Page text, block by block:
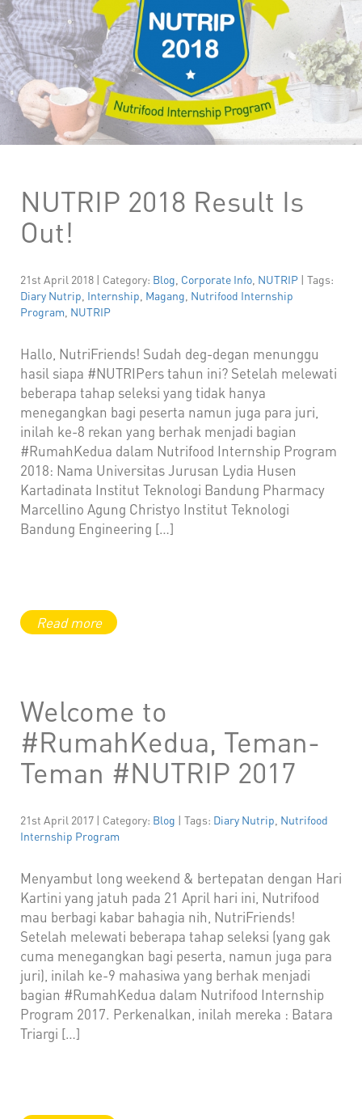
NUTRIP 2018 Result Is
Out!
21st April 2018 | Category: Blog Corporate Info NUTRIP | Tags:
Diary Nutrip Internship Magang Nutrifood Internship
Program NUTRIP
Hallo, NutriFriends! Sudah deg-degan menunggu
hasil siapa #NUTRIPers tahun ini? Setelah melewati
beberapa tahap seleksi yang tidak hanya
menegangkan bagi peserta namun juga para juri,
inilah ke-8 rekan yang berhak menjadi bagian
#RumahKedua dalam Nutrifood Internship Program
2018: Nama Universitas Jurusan Lydia Husen
Kartadinata Institut Teknologi Bandung Pharmacy
Marcellino Agung Christyo Institut Teknologi
Bandung Engineering […]
Welcome to
#RumahKedua, Teman-
Teman #NUTRIP 2017
21st April 2017 | Category: Blog | Tags: Diary Nutrip Nutrifood
Internship Program
Menyambut long weekend & bertepatan dengan Hari
Kartini yang jatuh pada 21 April hari ini, Nutrifood
mau berbagi kabar bahagia nih, NutriFriends!
Setelah melewati beberapa tahap seleksi (yang gak
cuma menegangkan bagi peserta, namun juga para
juri), inilah ke-9 mahasiwa yang berhak menjadi
bagian #RumahKedua dalam Nutrifood Internship
Program 2017. Perkenalkan, inilah mereka : Batara
Triargi […]